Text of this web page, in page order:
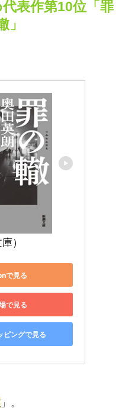
表作第10位「罪
」
）
で見る
で見る
ピングで見る
」。